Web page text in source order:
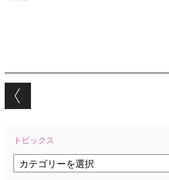
Post navigation
トピックス